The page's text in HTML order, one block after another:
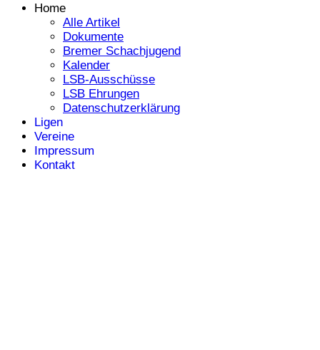
Home
Alle Artikel
Dokumente
Bremer Schachjugend
Kalender
LSB-Ausschüsse
LSB Ehrungen
Datenschutzerklärung
Ligen
Vereine
Impressum
Kontakt